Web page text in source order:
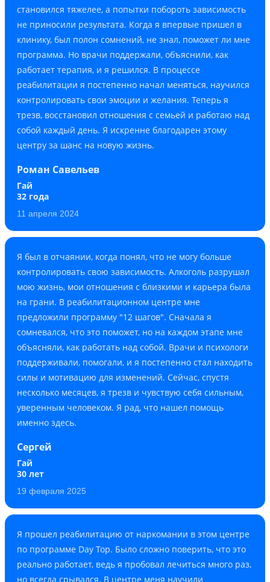
становился тяжелее, а попытки побороть зависимость
не приносили результата. Когда я впервые пришел в
клинику, был полон сомнений, не знал, поможет ли мне
программа. Но врачи поддержали, объяснили, как
работает терапия, и я решился. В процессе
реабилитации я постепенно начал меняться, научился
контролировать свои эмоции и желания. Теперь я
трезв, восстановил отношения с семьей и работаю над
собой каждый день. Я искренне благодарен этому
центру за шанс на новую жизнь.
Роман Савельев
Гай
32 года
11 апреля 2024
Я был в отчаянии, когда понял, что не могу больше
контролировать свою зависимость. Алкоголь разрушал
мою жизнь, мои отношения с близкими и карьера была
на грани. В реабилитационном центре мне
предложили программу "12 шагов". Сначала я
сомневался, что это поможет, но на каждом этапе мне
объясняли, как работать над собой. Врачи и психологи
поддерживали, помогали, и я постепенно стал находить
силы и мотивацию для изменений. Сейчас, спустя
несколько месяцев, я трезв и чувствую себя сильным,
уверенным человеком. Я рад, что нашел помощь
именно здесь.
Сергей
Гай
30 лет
19 февраля 2025
Я прошел реабилитацию от наркомании в этом центре
по программе Day Top. Было сложно поверить, что это
реально работает, ведь я пробовал лечиться много раз,
но всегда срывался. В центре меня научили